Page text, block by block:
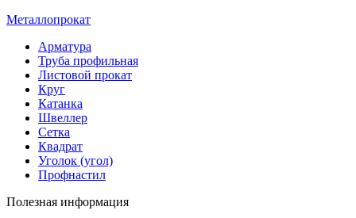
Металлопрокат
Арматура
Труба профильная
Листовой прокат
Круг
Катанка
Швеллер
Сетка
Квадрат
Уголок (угол)
Профнастил
Полезная информация